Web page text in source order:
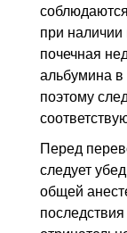
при наличии
почечная
альбумина в
поэтому
Перед
следует
общей